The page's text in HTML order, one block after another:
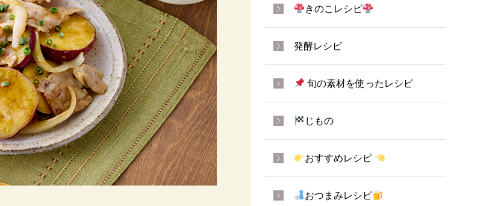
きのこレシピ
発酵レシピ
旬の素材を使ったレシピ
じもの
おすすめレシピ
おつまみレシピ